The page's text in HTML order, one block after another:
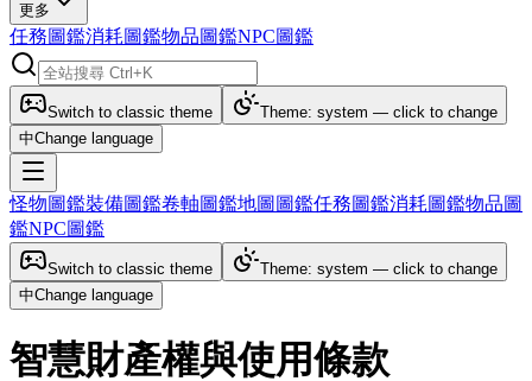
更多
任務圖鑑消耗圖鑑物品圖鑑NPC圖鑑
Switch to classic theme
Theme: system — click to change
中Change language
怪物圖鑑裝備圖鑑卷軸圖鑑地圖圖鑑任務圖鑑消耗圖鑑物品圖
鑑NPC圖鑑
Switch to classic theme
Theme: system — click to change
中Change language
智慧財產權與使用條款